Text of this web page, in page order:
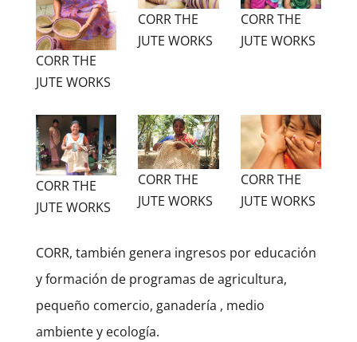
CORR THE
JUTE WORKS
CORR THE
JUTE WORKS
CORR THE
JUTE WORKS
CORR THE
JUTE WORKS
CORR THE
JUTE WORKS
CORR THE
JUTE WORKS
CORR, también genera ingresos por educación
y formación de programas de agricultura,
pequeño comercio, ganadería , medio
ambiente y ecología.